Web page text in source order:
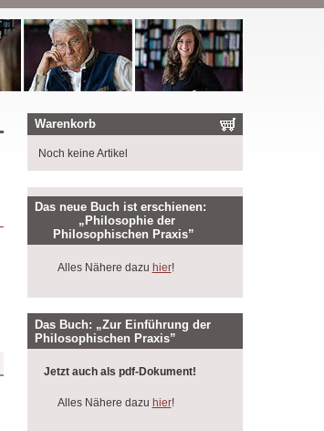
Warenkorb
Noch keine Artikel
Das neue Buch ist erschienen:
„Philosophie der
Philosophischen Praxis”
Alles Nähere dazu hier!
Das Buch: „Zur Einführung der
Philosophischen Praxis”
Jetzt auch als pdf-Dokument!
Alles Nähere dazu hier!